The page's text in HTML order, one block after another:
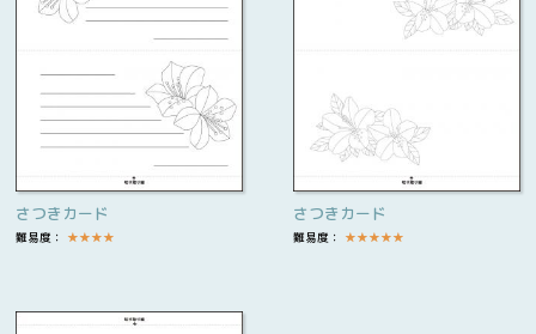
さつきカード
難易度： ★★★★
さつきカード
難易度： ★★★★★